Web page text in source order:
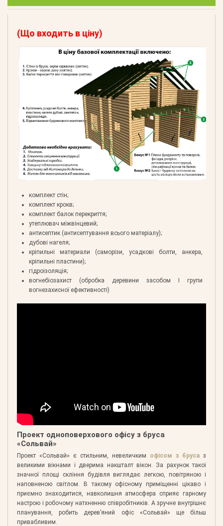
(Що входить в ціну)
комплект стін;
комплект крокв;
комплект балок перекриття;
утеплювач міжвінцевий;
антисептик (антисептування всього матеріалу);
дубові нагеля;
кріпильні материали (саморізи, усадкові болти, анкера,
кріпильні пластини);
гідроізоляція;
вогнебіозахист (обробка деревини засобом І групи
вогнезахисної ефективності)
Проект одноповерхового офісу з бруса
«Сольвай»
Проект «Сольвай» є стильним, невеличким офісом з бруса з
великими вікнами і дверима накшталт вікон. За рахунок такої
значної площі скління будівля виглядає легкою, повітряною і
наповненою світлом. В такому офісному приміщенні цікаво і
приємно знаходитися, навколишня атмосфера сприяє гарному
настрою і робочому натхненню співробітників. А зручне внутрішнє
планування, робить дерев’яний офіс «Сольвай» ще більш
привабливим.